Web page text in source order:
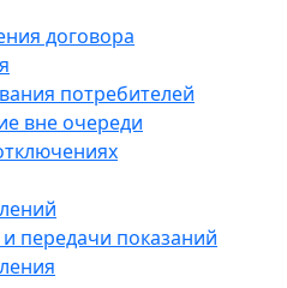
договора
потребителей
вне очереди
передачи показаний